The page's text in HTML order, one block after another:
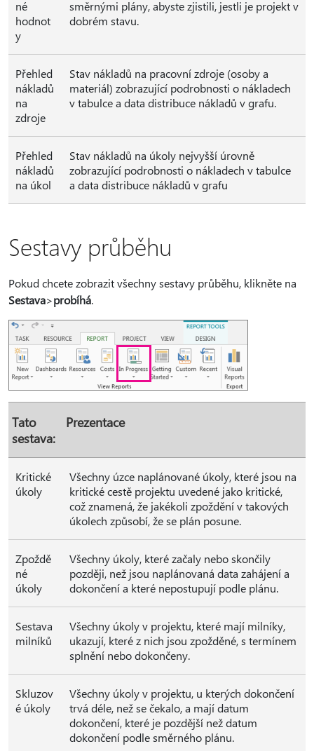
né
hodnot
y
směrnými plány, abyste zjistili, jestli je projekt v
dobrém stavu.
Přehled
nákladů
na
zdroje
Stav nákladů na pracovní zdroje (osoby a
materiál) zobrazující podrobnosti o nákladech
v tabulce a data distribuce nákladů v grafu.
Přehled
nákladů
na úkol
Stav nákladů na úkoly nejvyšší úrovně
zobrazující podrobnosti o nákladech v tabulce
a data distribuce nákladů v grafu
Sestavy průběhu
Pokud chcete zobrazit všechny sestavy průběhu, klikněte na
Sestava>probíhá.
Tato
sestava:
Prezentace
Kritické
úkoly
Všechny úzce naplánované úkoly, které jsou na
kritické cestě projektu uvedené jako kritické,
což znamená, že jakékoli zpoždění v takových
úkolech způsobí, že se plán posune.
Zpoždě
né
úkoly
Všechny úkoly, které začaly nebo skončily
později, než jsou naplánovaná data zahájení a
dokončení a které nepostupují podle plánu.
Sestava
milníků
Všechny úkoly v projektu, které mají milníky,
ukazují, které z nich jsou zpožděné, s termínem
splnění nebo dokončeny.
Skluzov
é úkoly
Všechny úkoly v projektu, u kterých dokončení
trvá déle, než se čekalo, a mají datum
dokončení, které je pozdější než datum
dokončení podle směrného plánu.